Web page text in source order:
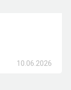
10.06.2026